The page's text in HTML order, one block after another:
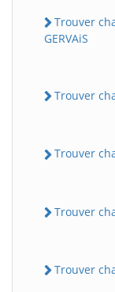
Trouver
GERVAiS
Trouver
Trouver
Trouver
Trouver